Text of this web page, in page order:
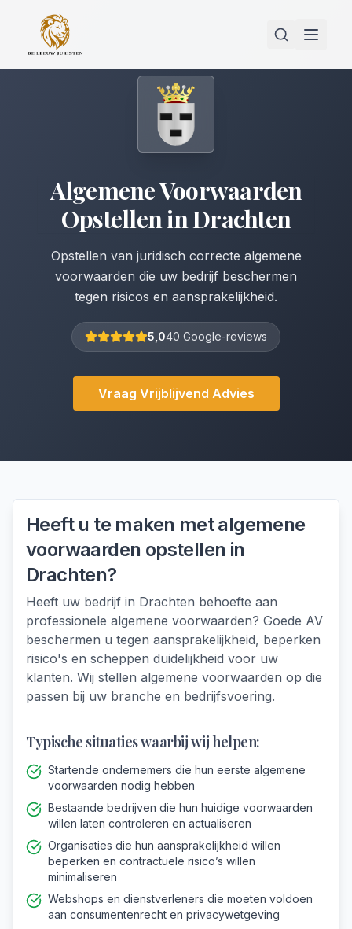
Algemene Voorwaarden
OpstelleninDrachten
Opstellen van juridisch correcte algemene
voorwaarden die uw bedrijf beschermen
tegen risicos en aansprakelijkheid.
5,040 Google-reviews
Vraag Vrijblijvend Advies
Heeft u te maken metalgemene
voorwaarden opstellen in
Drachten?
Heeft uw bedrijf in Drachten behoefte aan
professionele algemene voorwaarden? Goede AV
beschermen u tegen aansprakelijkheid, beperken
risico's en scheppen duidelijkheid voor uw
klanten. Wij stellen algemene voorwaarden op die
passen bij uw branche en bedrijfsvoering.
Typische situaties waarbij wij helpen:
Startende ondernemers die hun eerste algemene
voorwaarden nodig hebben
Bestaande bedrijven die hun huidige voorwaarden
willen laten controleren en actualiseren
Organisaties die hun aansprakelijkheid willen
beperken en contractuele risico’s willen
minimaliseren
Webshops en dienstverleners die moeten voldoen
aan consumentenrecht en privacywetgeving